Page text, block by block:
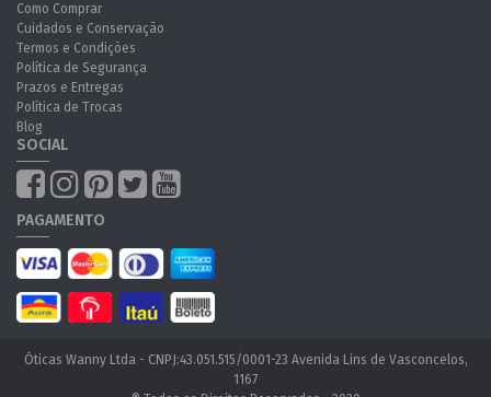
Como Comprar
Cuidados e Conservação
Termos e Condições
Política de Segurança
Prazos e Entregas
Política de Trocas
Blog
SOCIAL
PAGAMENTO
Óticas Wanny Ltda - CNPJ:43.051.515/0001-23 Avenida Lins de Vasconcelos,
1167